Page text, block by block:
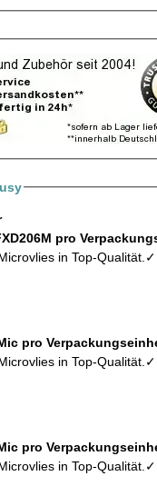
10 Staubsaugerbeutel, Staubbeutel
in Top-Qualität.✓
10 Staubsaugerbeutel, Staubbeutel Y18Mic pro
in Top-Qualität.✓
10 Staubsaugerbeutel, Staubbeutel Y18Mic pro
in Top-Qualität.✓